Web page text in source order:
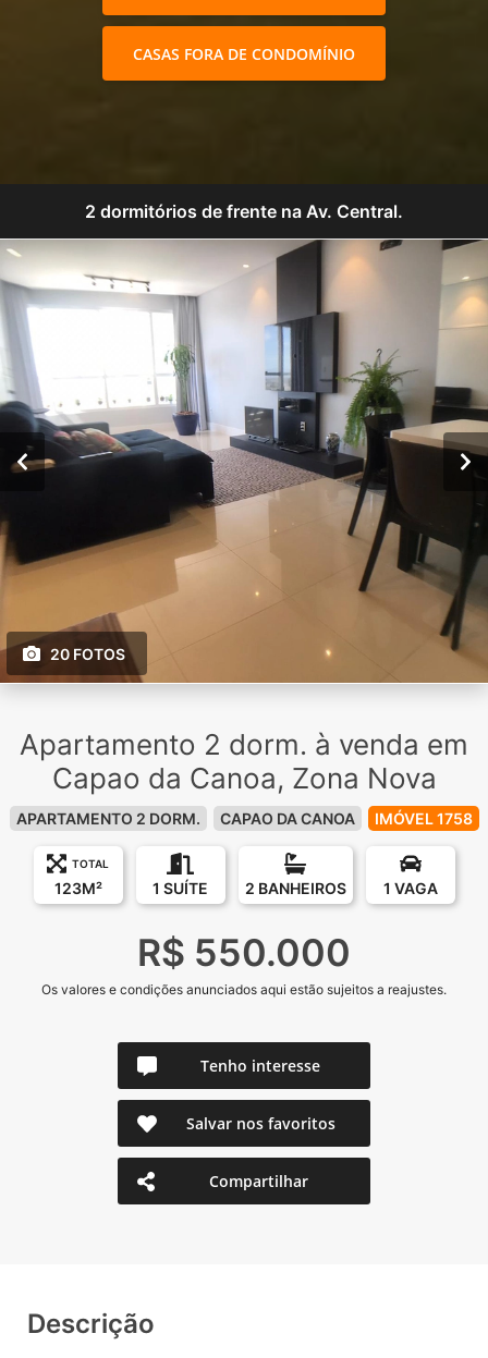
CASAS FORA DE CONDOMÍNIO
2 dormitórios de frente na Av. Central.
20 FOTOS
Apartamento 2 dorm. à venda em
Capao da Canoa, Zona Nova
APARTAMENTO 2 DORM. CAPAO DA CANOA IMÓVEL 1758
TOTAL
123M² 1 SUÍTE 2 BANHEIROS 1 VAGA
R$ 550.000
Os valores e condições anunciados aqui estão sujeitos a reajustes.
Tenho interesse
Salvar nos favoritos
Compartilhar
Descrição